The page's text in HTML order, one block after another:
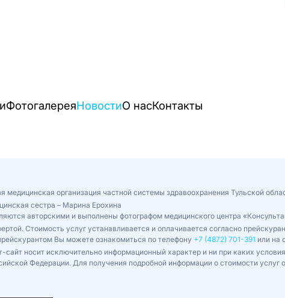
ФотогалереяНовостиО насКонтакты
медицинская организация частной системы здравоохранения Тульской
сестра – Марина Ерохина
авторскими и выполнены фотографом медицинского центра
Стоимость услуг устанавливается и оплачивается согласно
Вы можете ознакомиться по телефону +7 (4872) 701-391 или на
носит исключительно информационный характер и ни при каких
Федерации. Для получения подробной информации о стоимости